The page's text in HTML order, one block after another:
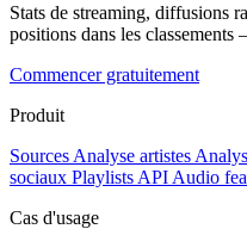
Stats de streaming, diffusions
positions dans les
Commencer gratuitement
Produit
Sources Analyse artistes
sociaux Playlists API Audio
Cas d'usage